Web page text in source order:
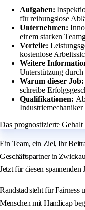
Aufgaben:
für reibungslose
Unternehmen:
einem starken
Vorteile:
kostenlose
Weitere
Unterstützung
Warum dieser Job:
schreibe
Qualifikationen:
Das prognostizierte
Ein Team, ein Ziel, Ihr
Geschäftspartner in
Jetzt für diesen spannenden
Randstad steht für Fairness
Menschen mit Handicap